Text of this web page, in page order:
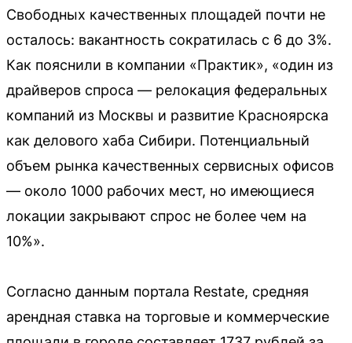
Свободных качественных площадей почти не
осталось: вакантность сократилась с 6 до 3%.
Как пояснили в компании «Практик», «один из
драйверов спроса — релокация федеральных
компаний из Москвы и развитие Красноярска
как делового хаба Сибири. Потенциальный
объем рынка качественных сервисных офисов
— около 1000 рабочих мест, но имеющиеся
локации закрывают спрос не более чем на
10%».
Согласно данным портала Restate, средняя
арендная ставка на торговые и коммерческие